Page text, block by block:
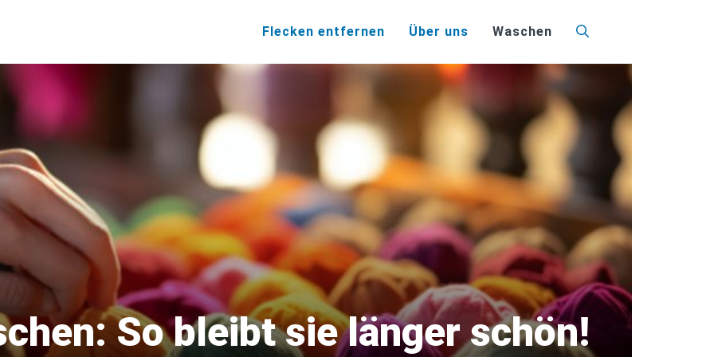
Flecken entfernen Über uns Waschen
So bleibt sie länger schön!